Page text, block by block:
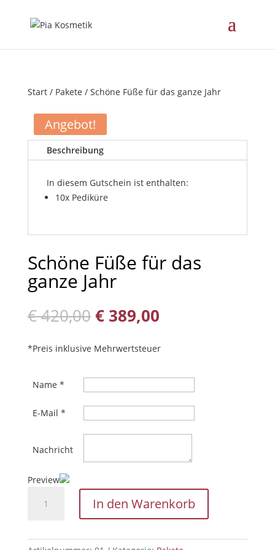
Start/ Pakete / Schöne Füße für das ganze Jahr
Angebot!
Beschreibung
In diesem Gutschein ist enthalten:
10x Pediküre
Schöne Füße für das
ganze Jahr
€420,00 Ursprünglicher
Preis
war:
€ 420,00
€389,00Aktueller
ist:
€ 389,00.
*Preis inklusive Mehrwertsteuer
Name *
E-Mail *
Nachricht
Preview
Füße
In den Warenkorb